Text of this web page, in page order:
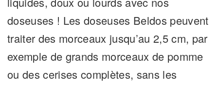
doseuses ! Les doseuses Beldos peuvent
traiter des morceaux jusqu’au 2,5 cm, par
exemple de grands morceaux de pomme
ou des cerises complètes, sans les